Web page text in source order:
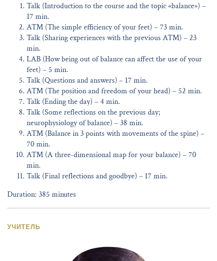
Talk (Introduction to the course and the topic «balance») –
17 min.
ATM (The simple efficiency of your feet) – 73 min.
Talk (Sharing experiences with the previous ATM) – 23
min.
LAB (How being out of balance can affect the use of your
feet) – 5 min.
Talk (Questions and answers) – 17 min.
ATM (The position and freedom of your head) – 52 min.
Talk (Ending the day) – 4 min.
Talk (Some reflections on the previous day;
neurophysiology of balance) – 38 min.
ATM (Balance in 3 points with movements of the spine) –
70 min.
ATM (A three-dimensional map for your balance) – 70
min.
Talk (Final reflections and goodbye) – 17 min.
Duration: 385 minutes
УЧИТЕЛЬ